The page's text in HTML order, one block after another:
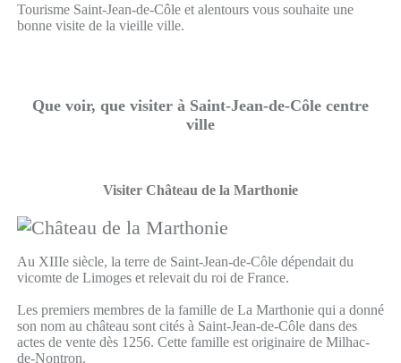
Tourisme Saint-Jean-de-Côle et alentours vous souhaite une
bonne visite de la vieille ville.
Que voir, que visiter à Saint-Jean-de-Côle centre
ville
Visiter Château de la Marthonie
Au XIIIe siècle, la terre de Saint-Jean-de-Côle dépendait du
vicomte de Limoges et relevait du roi de France.
Les premiers membres de la famille de La Marthonie qui a donné
son nom au château sont cités à Saint-Jean-de-Côle dans des
actes de vente dès 1256. Cette famille est originaire de Milhac-
de-Nontron.